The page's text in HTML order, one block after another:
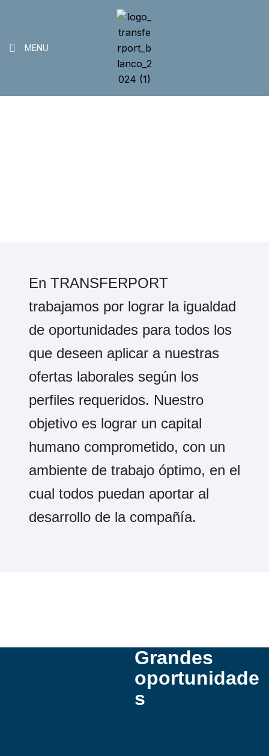
MENU
Trabaja con nosotros
En TRANSFERPORT
trabajamos por lograr la igualdad
de oportunidades para todos los
que deseen aplicar a nuestras
ofertas laborales según los
perfiles requeridos. Nuestro
objetivo es lograr un capital
humano comprometido, con un
ambiente de trabajo óptimo, en el
cual todos puedan aportar al
desarrollo de la compañía.
Grandes
oportunidade
s